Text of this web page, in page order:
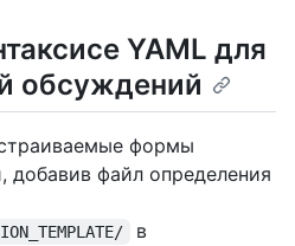
YAML для
обсуждений
формы
добавив файл определения
в